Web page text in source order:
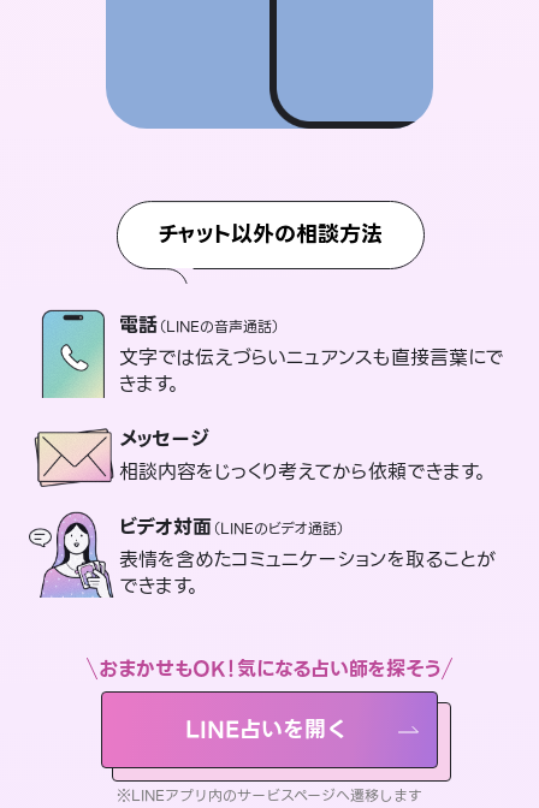
チャット以外の相談方法
電話（LINEの音声通話）
文字では伝えづらいニュアンスも直接言葉にで
きます。
メッセージ
相談内容をじっくり考えてから依頼できます。
ビデオ対面（LINEのビデオ通話）
表情を含めたコミュニケーションを取ることが
できます。
おまかせもOK！気になる占い師を探そう
LINE占いを開く
※LINEアプリ内のサービスページへ遷移します